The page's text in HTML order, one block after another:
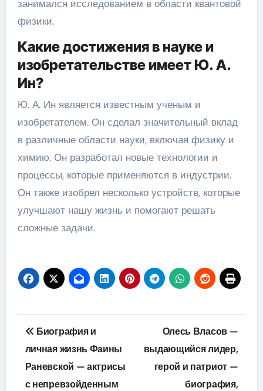
занимался исследованием в области квантовой
физики.
Какие достижения в науке и
изобретательстве имеет Ю. А.
Ин?
Ю. А. Ин является известным ученым и
изобретателем. Он сделал значительный вклад
в различные области науки, включая физику и
химию. Он разработал новые технологии и
процессы, которые применяются в индустрии.
Он также изобрел несколько устройств, которые
улучшают нашу жизнь и помогают решать
сложные задачи.
Навигация
по
записям
Биография и
личная жизнь Фаины
Раневской — актрисы
с непревзойденным
Олесь Власов —
выдающийся лидер,
герой и патриот —
биография,